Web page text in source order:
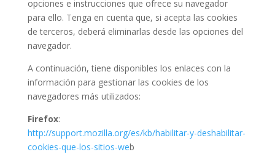
opciones e instrucciones que ofrece su navegador
para ello. Tenga en cuenta que, si acepta las cookies
de terceros, deberá eliminarlas desde las opciones del
navegador.
A continuación, tiene disponibles los enlaces con la
información para gestionar las cookies de los
navegadores más utilizados:
Firefox:
http://support.mozilla.org/es/kb/habilitar-y-deshabilitar-
cookies-que-los-sitios-web